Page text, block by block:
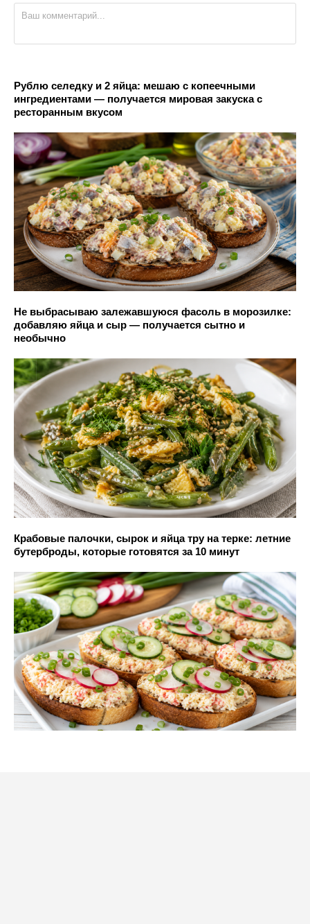
Рублю селедку и 2 яйца: мешаю с копеечными
ингредиентами — получается мировая закуска с
ресторанным вкусом
Не выбрасываю залежавшуюся фасоль в морозилке:
добавляю яйца и сыр — получается сытно и
необычно
Крабовые палочки, сырок и яйца тру на терке: летние
бутерброды, которые готовятся за 10 минут